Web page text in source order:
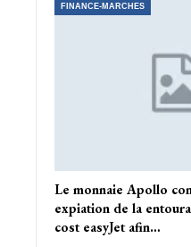
FINANCE-MARCHES
Le monnaie Apollo
expiation de la
cost easyJet afin…